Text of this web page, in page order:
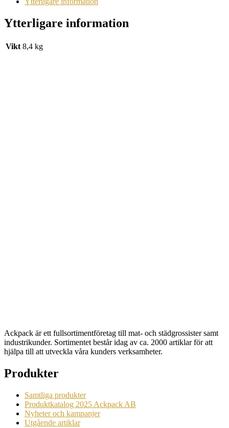
Ytterligare information
Vikt 8,4 kg
Ackpack är ett fullsortimentföretag till mat- och städgrossister samt
industrikunder. Sortimentet består idag av ca. 2000 artiklar för att
hjälpa till att utveckla våra kunders verksamheter.
Produkter
Samtliga produkter
Produktkatalog 2025 Ackpack AB
Nyheter och kampanjer
Utgående artiklar